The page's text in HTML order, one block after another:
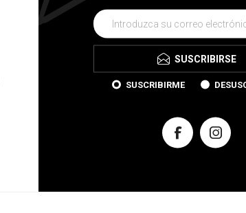
SUSCRIBIRSE
SUSCRIBIRME